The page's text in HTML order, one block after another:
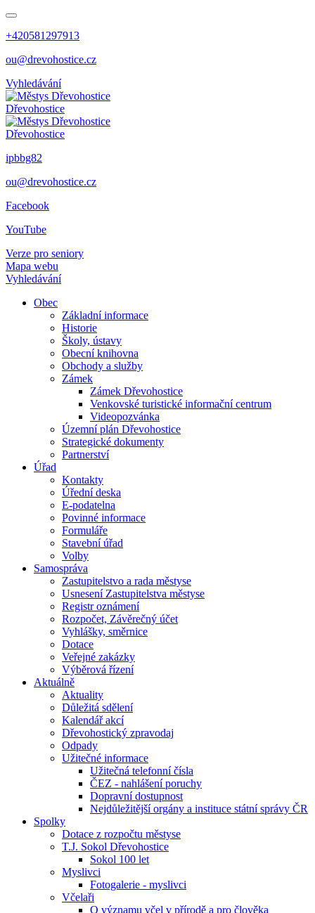
+420581297913
ou@drevohostice.cz
Vyhledávání
Dřevohostice
Dřevohostice
ipbbg82
ou@drevohostice.cz
Facebook
YouTube
Verze pro seniory
Mapa webu
Vyhledávání
Obec
Základní informace
Historie
Školy, ústavy
Obecní knihovna
Obchody a služby
Zámek
Zámek Dřevohostice
Venkovské turistické informační centrum
Videopozvánka
Územní plán Dřevohostice
Strategické dokumenty
Partnerství
Úřad
Kontakty
Úřední deska
E-podatelna
Povinné informace
Formuláře
Stavební úřad
Volby
Samospráva
Zastupitelstvo a rada městyse
Usnesení Zastupitelstva městyse
Registr oznámení
Rozpočet, Závěrečný účet
Vyhlášky, směrnice
Dotace
Veřejné zakázky
Výběrová řízení
Aktuálně
Aktuality
Důležitá sdělení
Kalendář akcí
Dřevohostický zpravodaj
Odpady
Užitečné informace
Užitečná telefonní čísla
ČEZ - nahlášení poruchy
Dopravní dostupnost
Nejdůležitější orgány a instituce státní správy ČR
Spolky
Dotace z rozpočtu městyse
T.J. Sokol Dřevohostice
Sokol 100 let
Myslivci
Fotogalerie - myslivci
Včelaři
O významu včel v přírodě a pro člověka